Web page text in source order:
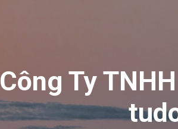
Công Ty